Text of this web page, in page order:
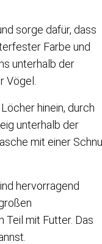
sorge dafür, dass
Farbe und
unterhalb der
hinein, durch
unterhalb der
mit einer
hervorragend
Teil mit Futter. Das